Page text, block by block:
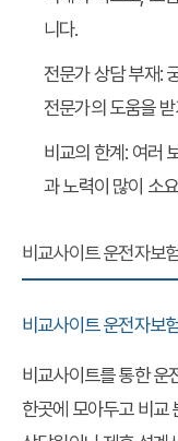
니다.
전문가 상담 부재:
전문가의 도움을
비교의 한계 : 여러
과 노력이 많이 소
비교사이트 운전자보
비교사이트 운전자보
비교사이트를 통한 운
한곳에 모아두고 비교